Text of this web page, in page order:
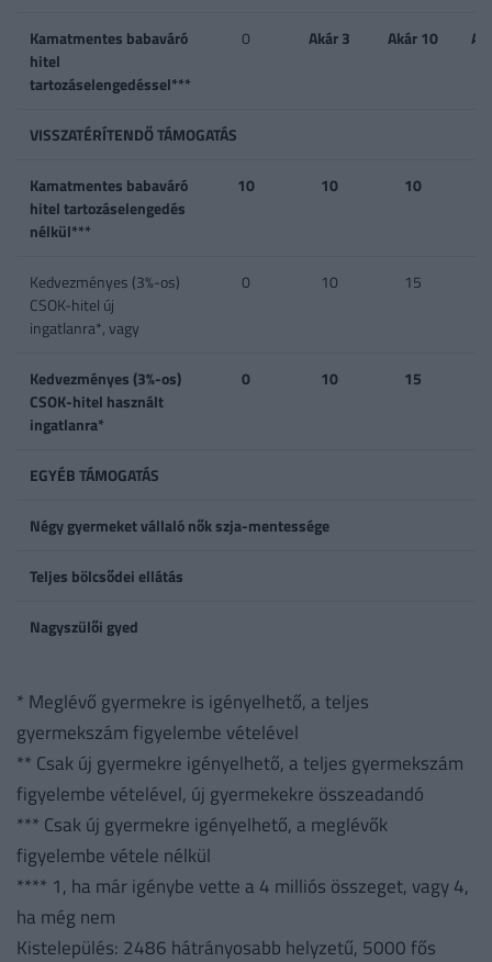
Kamatmentes babaváró
hitel
tartozáselengedéssel***
0 Akár 3 Akár 10
VISSZATÉRÍTENDŐ TÁMOGATÁS
Kamatmentes babaváró
hitel tartozáselengedés
nélkül***
10 10 10
Kedvezményes (3%-os)
CSOK-hitel új
ingatlanra*, vagy
0 10 15
Kedvezményes (3%-os)
CSOK-hitel használt
ingatlanra*
0 10 15
EGYÉB TÁMOGATÁS
Négy gyermeket vállaló nők szja-mentessége
Teljes bölcsődei ellátás
Nagyszülői gyed
* Meglévő gyermekre is igényelhető, a teljes
gyermekszám figyelembe vételével
** Csak új gyermekre igényelhető, a teljes gyermekszám
figyelembe vételével, új gyermekekre összeadandó
*** Csak új gyermekre igényelhető, a meglévők
figyelembe vétele nélkül
**** 1, ha már igénybe vette a 4 milliós összeget, vagy 4,
ha még nem
Kistelepülés: 2486 hátrányosabb helyzetű, 5000 fős